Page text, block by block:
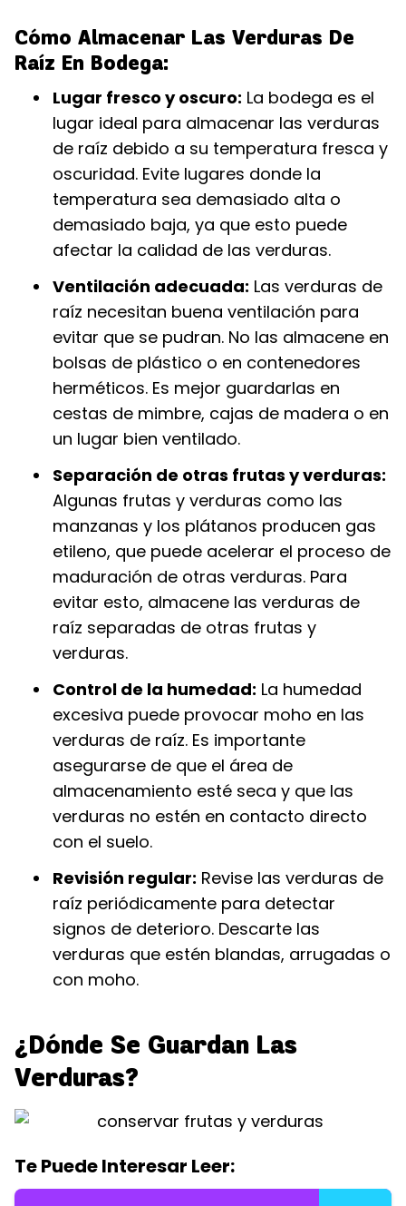
Cómo Almacenar Las Verduras De
Raíz En Bodega:
Lugar fresco y oscuro: La bodega es el
lugar ideal para almacenar las verduras
de raíz debido a su temperatura fresca y
oscuridad. Evite lugares donde la
temperatura sea demasiado alta o
demasiado baja, ya que esto puede
afectar la calidad de las verduras.
Ventilación adecuada: Las verduras de
raíz necesitan buena ventilación para
evitar que se pudran. No las almacene en
bolsas de plástico o en contenedores
herméticos. Es mejor guardarlas en
cestas de mimbre, cajas de madera o en
un lugar bien ventilado.
Separación de otras frutas y verduras:
Algunas frutas y verduras como las
manzanas y los plátanos producen gas
etileno, que puede acelerar el proceso de
maduración de otras verduras. Para
evitar esto, almacene las verduras de
raíz separadas de otras frutas y
verduras.
Control de la humedad: La humedad
excesiva puede provocar moho en las
verduras de raíz. Es importante
asegurarse de que el área de
almacenamiento esté seca y que las
verduras no estén en contacto directo
con el suelo.
Revisión regular: Revise las verduras de
raíz periódicamente para detectar
signos de deterioro. Descarte las
verduras que estén blandas, arrugadas o
con moho.
¿Dónde Se Guardan Las
Verduras?
Te Puede Interesar Leer: